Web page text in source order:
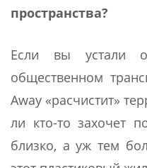
пространства?
Если вы устали
общественном
Away «расчистит»
ли кто-то захочет
близко, а уж тем